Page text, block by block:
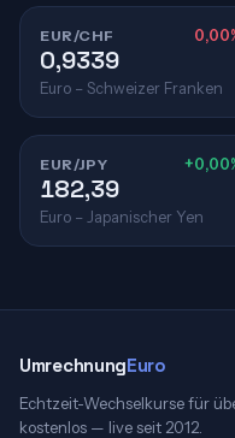
EUR/CHF
0,9339
Euro – Schweizer Franken
EUR/JPY
182,39
Euro – Japanischer Yen
UmrechnungEuro
Echtzeit-Wechselkurse für
kostenlos — live seit 2012.